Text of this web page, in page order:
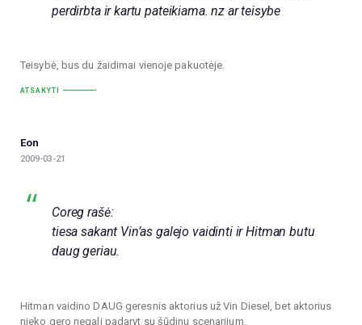
perdirbta ir kartu pateikiama. nz ar teisybe
Teisybė, bus du žaidimai vienoje pakuotėje.
ATSAKYTI
Eon
2009-03-21
Coreg rašė:
tiesa sakant Vin’as galejo vaidinti ir Hitman butu
daug geriau.
Hitman vaidino DAUG geresnis aktorius už Vin Diesel, bet aktorius
nieko gero negali padaryt su šūdinu scenarijum.